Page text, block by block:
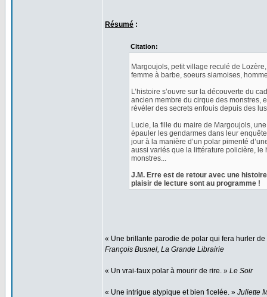
Résumé :
Citation:
Margoujols, petit village reculé de
femme à barbe, soeurs siamoises,
L’histoire s’ouvre sur la découverte du
ancien membre du cirque des monstres,
révéler des secrets enfouis depuis des
Lucie, la fille du maire de Margoujols,
épauler les gendarmes dans leur
jour à la manière d’un polar pimenté
aussi variés que la littérature policière, le
monstres...
J.M. Erre est de retour avec une
plaisir de lecture sont au programme !
« Une brillante parodie de polar qui fera hurler
François Busnel, La Grande Librairie
« Un vrai-faux polar à mourir de rire. » Le Soir
« Une intrigue atypique et bien ficelée. » Juliette